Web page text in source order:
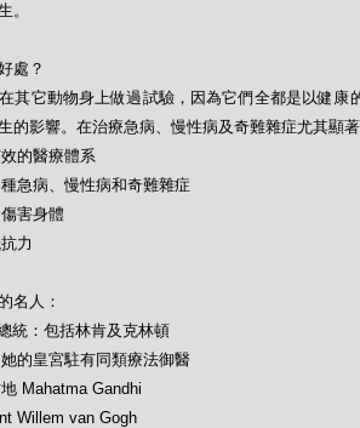
。
處？
其它動物身上做過試驗，因為它們全都是以健康
的影響。在治療急病、慢性病及奇難雜症尤其顯
的醫療體系
急病、慢性病和奇難雜症
害身體
力
名人：
統：包括林肯及克林頓
的皇宮駐有同類療法御醫
Mahatma Gandhi
Willem van Gogh